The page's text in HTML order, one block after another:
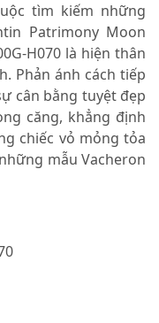
tìm kiếm những
Patrimony Moon
H070là hiện thân
Phản ánh cách tiếp
cân bằng tuyệt đẹp
căng, khẳng định
chiếc vỏ mỏng tỏa
mẫu Vacheron